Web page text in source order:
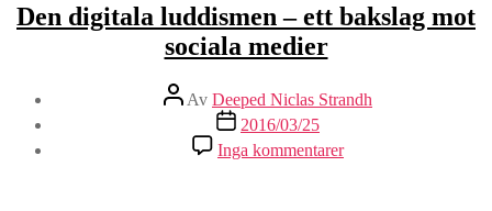
Den digitala luddismen – ett bakslag mot
sociala medier
Inläggsförfattare
Av Deeped Niclas Strandh
Inläggsdatum
2016/03/25
Inga kommentarertill
Den